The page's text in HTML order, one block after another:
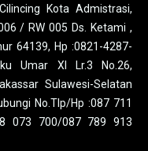
Kota Admistrasi,
/ RW 005 Ds. Ketami ,
64139, Hp :0821-4287-
Umar XI Lr.3 No.26,
Sulawesi-Selatan
No.Tlp/Hp :087 711
073 700/087 789 913